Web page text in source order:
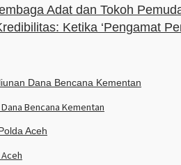
Adat dan Tokoh
Ketika ‘Pengamat
Bencana Kementan